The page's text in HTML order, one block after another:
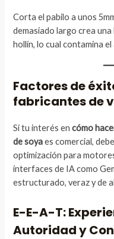
Corta el pabilo a unos
demasiado largo crea
hollín, lo cual contamina
Factores de
fabricantes de
Si tu interés encómo
de soyaes comercial,
optimización para
interfaces de IA como
estructurado, veraz y de
E-E-A-T:
Autoridad y